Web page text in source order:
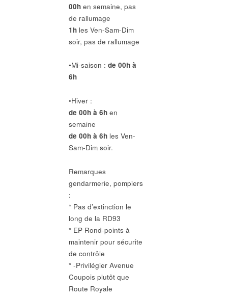
00hen semaine, pas
de rallumage
1hles Ven-Sam-Dim
soir, pas de rallumage
•Mi-saison : de 00h à
6h
•Hiver :
de 00h à 6h en
semaine
de 00h à 6h les Ven-
Sam-Dim soir.
Remarques
gendarmerie, pompiers
:
* Pas d’extinction le
long de la RD93
* EP Rond-points à
maintenir pour sécurite
de contrôle
* ‑Privilégier Avenue
Coupois plutôt que
Route Royale